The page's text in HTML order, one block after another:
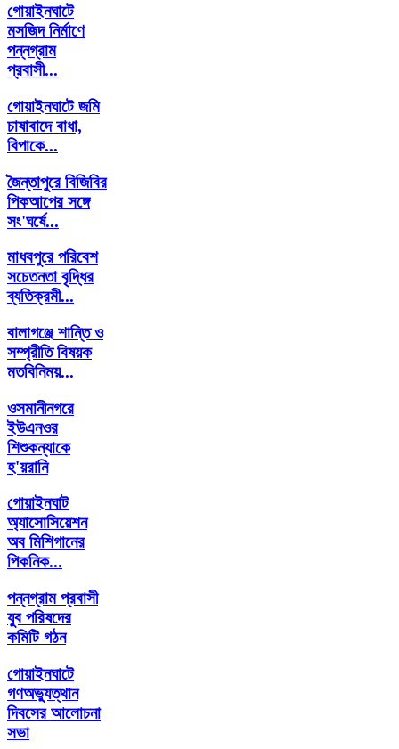
গোয়াইনঘাটে
মসজিদ নির্মাণে
পন্নগ্রাম
প্রবাসী...
গোয়াইনঘাটে জমি
চাষাবাদে বাধা,
বিপাকে...
জৈন্তাপুরে বিজিবির
পিকআপের সঙ্গে
সং'ঘর্ষে...
মাধবপুরে পরিবেশ
সচেতনতা বৃদ্ধির
ব্যতিক্রমী...
বালাগঞ্জে শান্তি ও
সম্প্রীতি বিষয়ক
মতবিনিময়...
ওসমানীনগরে
ইউএনওর
শিশুকন্যাকে
হ'য়রানি
গোয়াইনঘাট
অ্যাসোসিয়েশন
অব মিশিগানের
পিকনিক...
পন্নগ্রাম প্রবাসী
যুব পরিষদের
কমিটি গঠন
গোয়াইনঘাটে
গণঅভ্যুত্থান
দিবসের আলোচনা
সভা